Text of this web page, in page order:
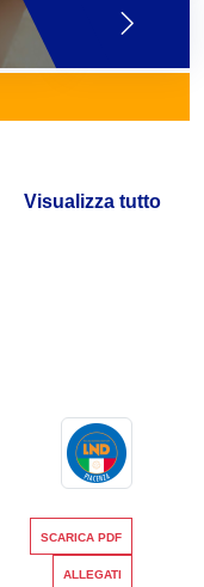
Visualizza tutto
SCARICA PDF
ALLEGATI